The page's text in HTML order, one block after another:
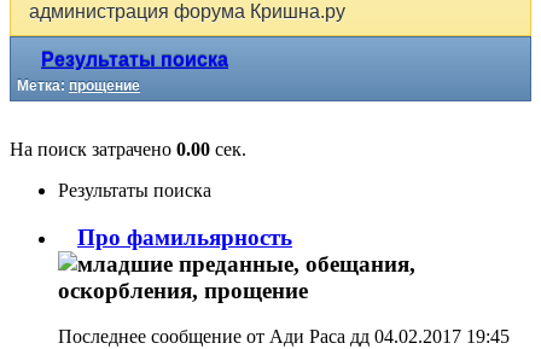
администрация форума Кришна.ру
Результаты поиска
Метка: прощение
На поиск затрачено 0.00 сек.
Результаты поиска
Про фамильярность
Последнее сообщение от Ади Раса дд 04.02.2017 19:45